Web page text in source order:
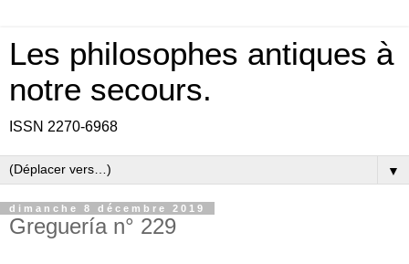
Les philosophes antiques à
notre secours.
ISSN 2270-6968
▼
dimanche 8 décembre 2019
Greguería n° 229